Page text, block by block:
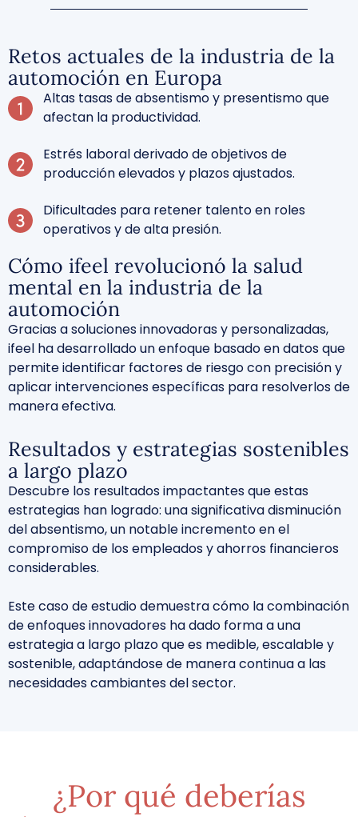
Retos actuales de la industria de la
automoción en Europa
Altas tasas de absentismo y presentismoque
afectan la productividad.
Estrés laboralderivado de objetivos de
producción elevados y plazos ajustados.
Dificultades para retener talentoen roles
operativos y de alta presión.
Cómo ifeel revolucionó la salud
mental en la industria de la
automoción
Gracias asoluciones innovadoras y personalizadas,
ifeel ha desarrollado unenfoque basado en datosque
permite identificar factores de riesgo con precisión y
aplicar intervenciones específicas para resolverlos de
manera efectiva.
Resultados y estrategias sostenibles
a largo plazo
Descubre los resultados impactantes que estas
estrategias han logrado: una significativadisminución
del absentismo, un notable incremento en el
compromiso de los empleadosyahorros financieros
considerables.
Este caso de estudio demuestra cómo la combinación
deenfoques innovadores ha dado forma a una
estrategia a largo plazo que es medible, escalable y
sostenible, adaptándose de manera continua a las
necesidades cambiantes del sector.
¿Por qué deberías